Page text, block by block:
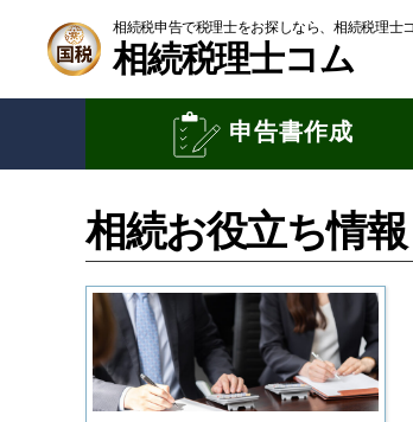
相続税理士コム
相続税申告で税理士をお探しなら、相続税理士
申告書作成
相続お役立ち情